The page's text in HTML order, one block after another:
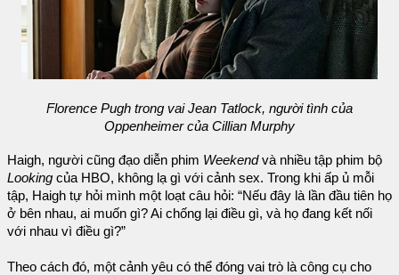
Florence Pugh trong vai Jean Tatlock, người tình của
Oppenheimer của Cillian Murphy
Haigh, người cũng đạo diễn phim Weekendvà nhiều tập phim bộ
Looking của HBO, không lạ gì với cảnh sex. Trong khi ấp ủ mỗi
tập, Haigh tự hỏi mình một loạt câu hỏi: “Nếu đây là lần đầu tiên họ
ở bên nhau, ai muốn gì? Ai chống lại điều gì, và họ đang kết nối
với nhau vì điều gì?”
Theo cách đó, một cảnh yêu có thể đóng vai trò là công cụ cho